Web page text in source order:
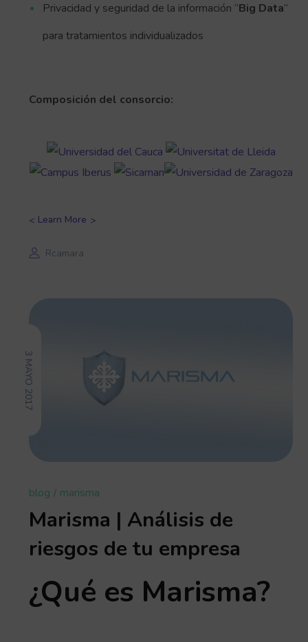
Privacidad y seguridad de la información “Big Data”
para tratamientos individualizados
Composición del consorcio:
Learn More
Rcamara
3 MAYO 2017
blog marisma
Marisma | Análisis de
riesgos de tu empresa
¿Qué es Marisma?